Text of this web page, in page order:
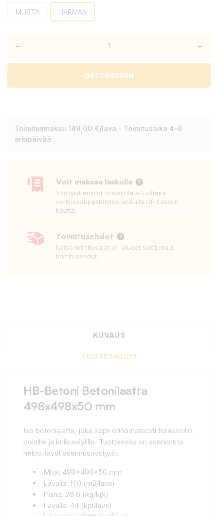
MUSTA HARMAA
– +
OSTOSKORIIN
Toimitusmaksu 149,00 €/lava - Toimitusaika 4-8
arkipäivää.
Voit maksaa laskulla
Yksityishenkilöt voivat tilata tuotteita
verkkokaupastamme laskulla OP Laskun
kautta.
Toimitusehdot
Katso toimitusajat ja -alueet sekä muut
toimitusehdot.
KUVAUS
TUOTETIEDOT
HB-Betoni Betonilaatta
498x498x50 mm
Iso betonilaatta, joka sopii erinomaisesti terasseille,
poluille ja kulkuväylille. Tuotteessa on asennusta
helpottavat asennusnystyrät.
Mitat 498x498x50 mm
Lavalla: 11,0 (m2/lava)
Paino: 28,6 (kg/kpl)
Lavalla: 44 (kpl/lava)